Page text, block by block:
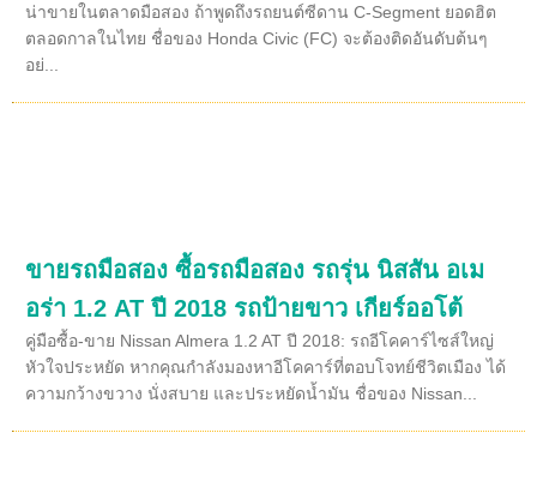
น่าขายในตลาดมือสอง ถ้าพูดถึงรถยนต์ซีดาน C-Segment ยอดฮิต
ตลอดกาลในไทย ชื่อของ Honda Civic (FC) จะต้องติดอันดับต้นๆ
อย่...
ขายรถมือสอง ซื้อรถมือสอง รถรุ่น นิสสัน อเม
อร่า 1.2 AT ปี 2018 รถป้ายขาว เกียร์ออโต้
คู่มือซื้อ-ขาย Nissan Almera 1.2 AT ปี 2018: รถอีโคคาร์ไซส์ใหญ่
หัวใจประหยัด หากคุณกำลังมองหาอีโคคาร์ที่ตอบโจทย์ชีวิตเมือง ได้
ความกว้างขวาง นั่งสบาย และประหยัดน้ำมัน ชื่อของ Nissan...